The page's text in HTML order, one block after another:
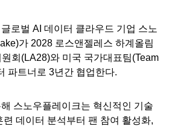
로벌 AI 데이터 클라우드 기업 스노
가 2028 로스앤젤레스 하계올림
회(LA28)와 미국 국가대표팀(Team
파트너로 3년간 협업한다.
스노우플레이크는 혁신적인 기술
련 데이터 분석부터 팬 참여 활성화,